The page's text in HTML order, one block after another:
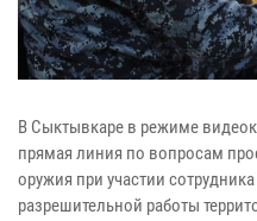
В Сыктывкаре в режиме
прямая линия по вопросам
оружия при участии
разрешительной работы